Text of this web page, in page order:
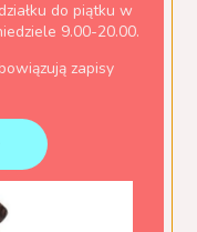
cukrzycowych
do piątku w
9.00-20.00.
zapisy